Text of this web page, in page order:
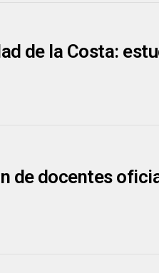
de la Costa:
de docentes